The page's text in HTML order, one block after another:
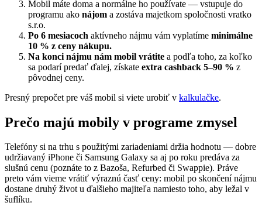
Mobil máte doma a normálne ho používate — vstupuje do
programu ako nájom a zostáva majetkom spoločnosti vratko
s.r.o.
Po 6 mesiacoch aktívneho nájmu vám vyplatíme minimálne
10 % z ceny nákupu.
Na konci nájmu nám mobil vrátite a podľa toho, za koľko
sa podarí predať ďalej, získate extra cashback 5–90 % z
pôvodnej ceny.
Presný prepočet pre váš mobil si viete urobiť v kalkulačke.
Prečo majú mobily v programe zmysel
Telefóny si na trhu s použitými zariadeniami držia hodnotu — dobre
udržiavaný iPhone či Samsung Galaxy sa aj po roku predáva za
slušnú cenu (poznáte to z Bazoša, Refurbed či Swappie). Práve
preto vám vieme vrátiť výraznú časť ceny: mobil po skončení nájmu
dostane druhý život u ďalšieho majiteľa namiesto toho, aby ležal v
šuflíku.